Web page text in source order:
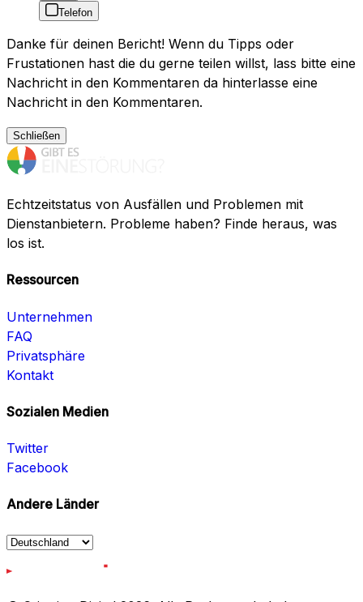
Telefon
Danke für deinen Bericht! Wenn du Tipps oder
Frustationen hast die du gerne teilen willst, lass bitte eine
Nachricht in den Kommentaren da hinterlasse eine
Nachricht in den Kommentaren.
Schließen
Echtzeitstatus von Ausfällen und Problemen mit
Dienstanbietern. Probleme haben? Finde heraus, was
los ist.
Ressourcen
Unternehmen
FAQ
Privatsphäre
Kontakt
Sozialen Medien
Twitter
Facebook
Andere Länder